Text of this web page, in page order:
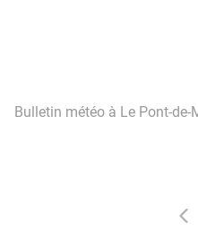
Bulletin météo à Le Pont-